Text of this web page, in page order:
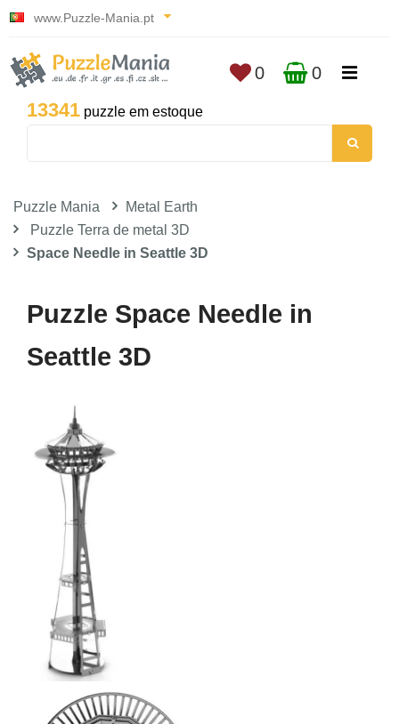
www.Puzzle-Mania.pt
13341 puzzle em estoque
0 0
Puzzle Mania
Metal Earth
Puzzle Terra de metal 3D
Space Needle in Seattle 3D
Puzzle Space Needle in
Seattle 3D